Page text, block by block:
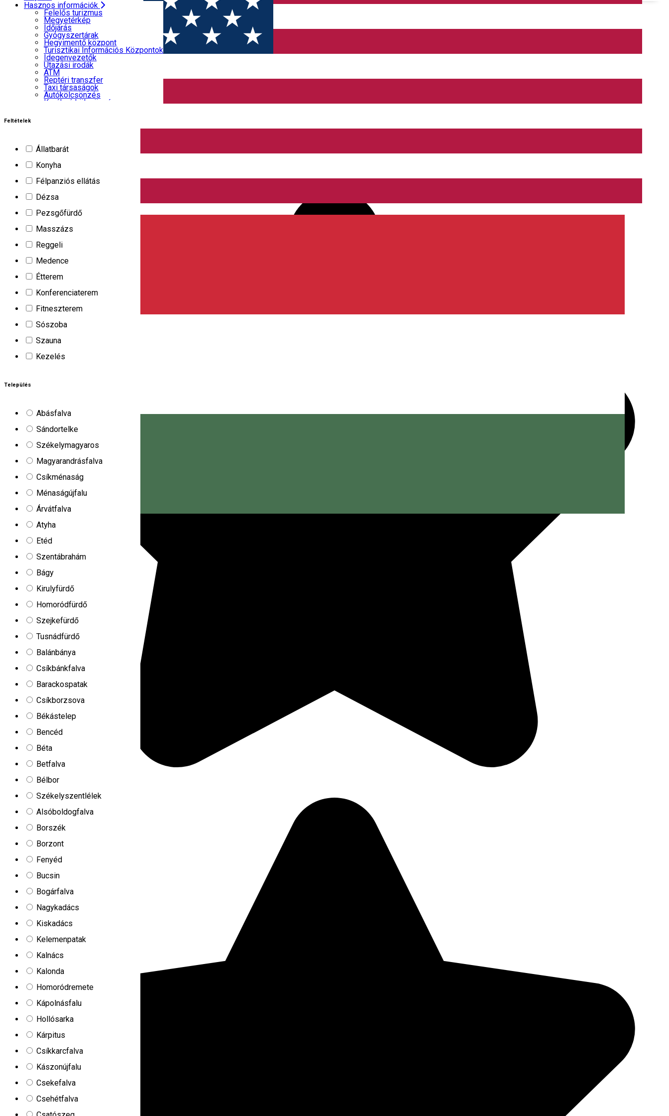
English
Magyar
Élmények
Gyógyszertárak
Hegyimentő központ
Turisztikai Információs Központok
Idegenvezetők
Utazási irodák
ATM
Reptéri transzfer
Taxi társaságok
Autókölcsönzés
Kerékpárkölcsönzés
Hasznos információk
Felelős turizmus
Megyetérkép
Időjárás
Gyógyszertárak
Hegyimentő központ
Turisztikai Információs Központok
Idegenvezetők
Utazási irodák
ATM
Reptéri transzfer
Taxi társaságok
Autókölcsönzés
Kerékpárkölcsönzés
FŐOLDAL Helyek
Minden szálláshely
Feltételek
Állatbarát
Konyha
Félpanziós ellátás
Dézsa
Pezsgőfürdő
Masszázs
Reggeli
Medence
Étterem
Konferenciaterem
Fitneszterem
Sószoba
Szauna
Kezelés
Település
Abásfalva
Sándortelke
Székelymagyaros
Magyarandrásfalva
Csíkménaság
Ménaságújfalu
Árvátfalva
Atyha
Etéd
Szentábrahám
Bágy
Kirulyfürdő
Homoródfürdő
Szejkefürdő
Tusnádfürdő
Balánbánya
Csíkbánkfalva
Barackospatak
Csíkborzsova
Békástelep
Bencéd
Béta
Betfalva
Bélbor
Székelyszentlélek
Alsóboldogfalva
Borszék
Borzont
Fenyéd
Bucsin
Bogárfalva
Nagykadács
Kiskadács
Kelemenpatak
Kalnács
Kalonda
Homoródremete
Kápolnásfalu
Hollósarka
Kárpitus
Csíkkarcfalva
Kászonújfalu
Csekefalva
Csehétfalva
Panzió
4 Seasons House